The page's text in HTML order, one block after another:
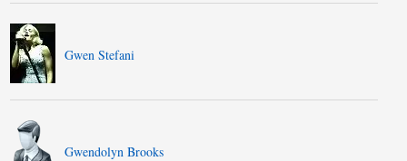
Gwen Stefani
Gwendolyn Brooks